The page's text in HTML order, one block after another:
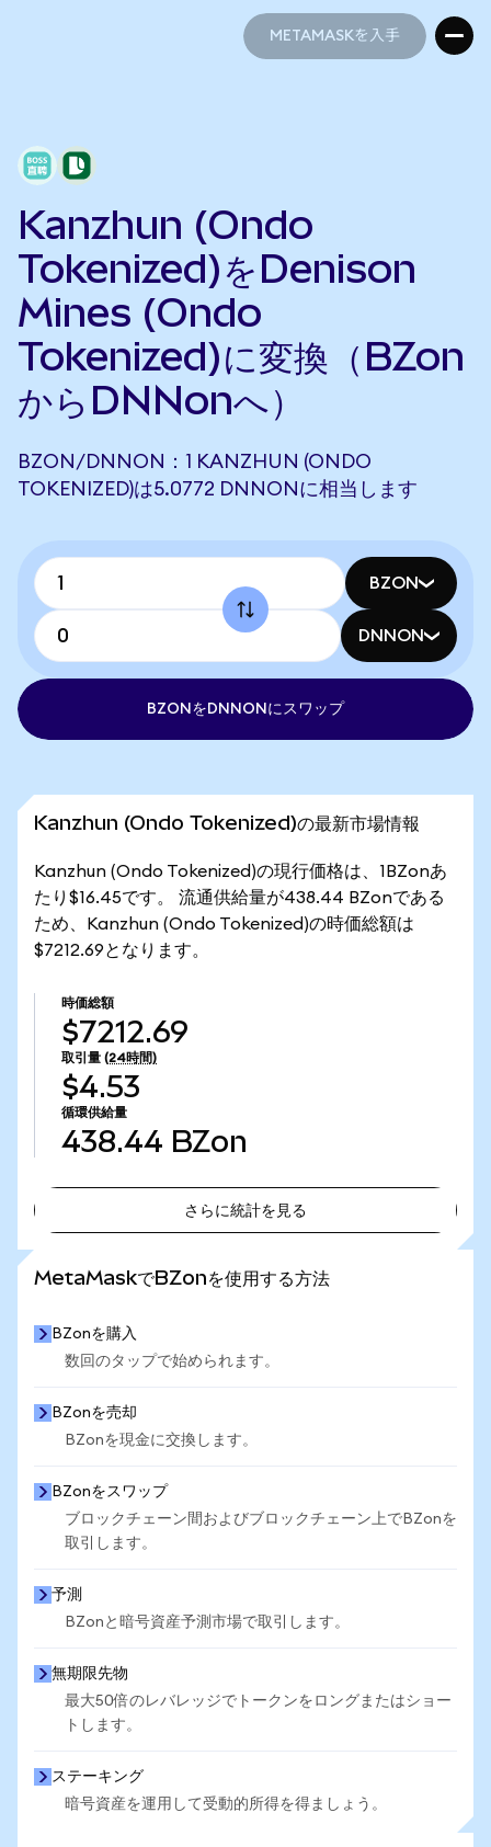
METAMASKを入手
Kanzhun (Ondo
Tokenized)をDenison
Mines (Ondo
Tokenized)に変換（BZon
からDNNonへ）
BZON/DNNON：1 KANZHUN (ONDO
TOKENIZED)は5.0772 DNNONに相当します
BZON
DNNON
BZONをDNNONにスワップ
Kanzhun (Ondo Tokenized)の最新市場情報
Kanzhun (Ondo Tokenized)の現行価格は、1BZonあ
たり$16.45です。 流通供給量が438.44 BZonである
ため、Kanzhun (Ondo Tokenized)の時価総額は
$7212.69となります。
時価総額
$7212.69
取引量 (24時間)
$4.53
循環供給量
438.44 BZon
さらに統計を見る
MetaMaskでBZonを使用する方法
BZonを購入
数回のタップで始められます。
BZonを売却
BZonを現金に交換します。
BZonをスワップ
ブロックチェーン間およびブロックチェーン上でBZonを
取引します。
予測
BZonと暗号資産予測市場で取引します。
無期限先物
最大50倍のレバレッジでトークンをロングまたはショー
トします。
ステーキング
暗号資産を運用して受動的所得を得ましょう。